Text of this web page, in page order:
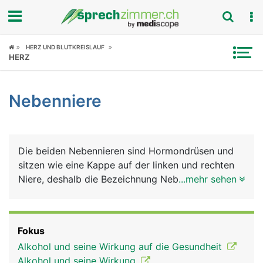
Fokus
Symptome
News
Rubriken
HERZ UND BLUTKREISLAUF
HERZ
Nebenniere
Die beiden Nebennieren sind Hormondrüsen und
sitzen wie eine Kappe auf der linken und rechten
Niere, deshalb die Bezeichnung Nebennieren.
unterschiedliche Hormone produzieren. Die
Nebennierenrinde produziert Glukokortikoide
...mehr sehen
Fokus
Alkohol und seine Wirkung auf die Gesundheit
Alkohol und seine Wirkung